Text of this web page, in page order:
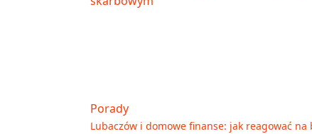
Porady
Lubaczów i domowe finanse: jak reagować